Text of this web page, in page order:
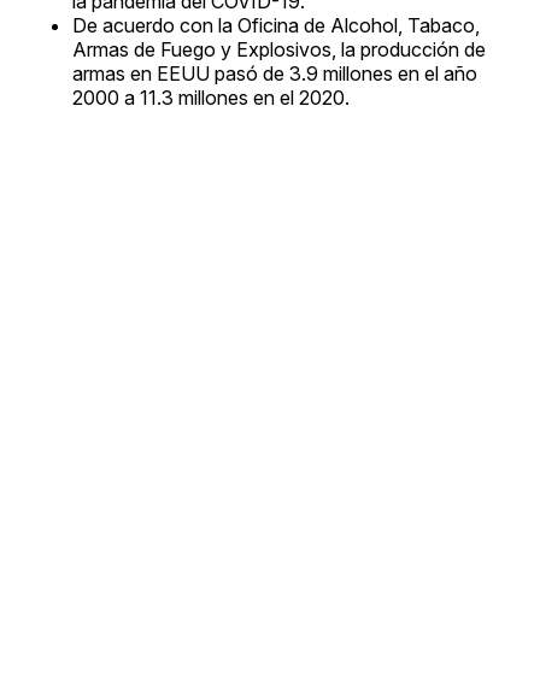
De acuerdo con la Oficina de Alcohol, Tabaco,
Armas de Fuego y Explosivos, la producción de
armas en EEUU pasó de 3.9 millones en el año
2000 a 11.3 millones en el 2020.